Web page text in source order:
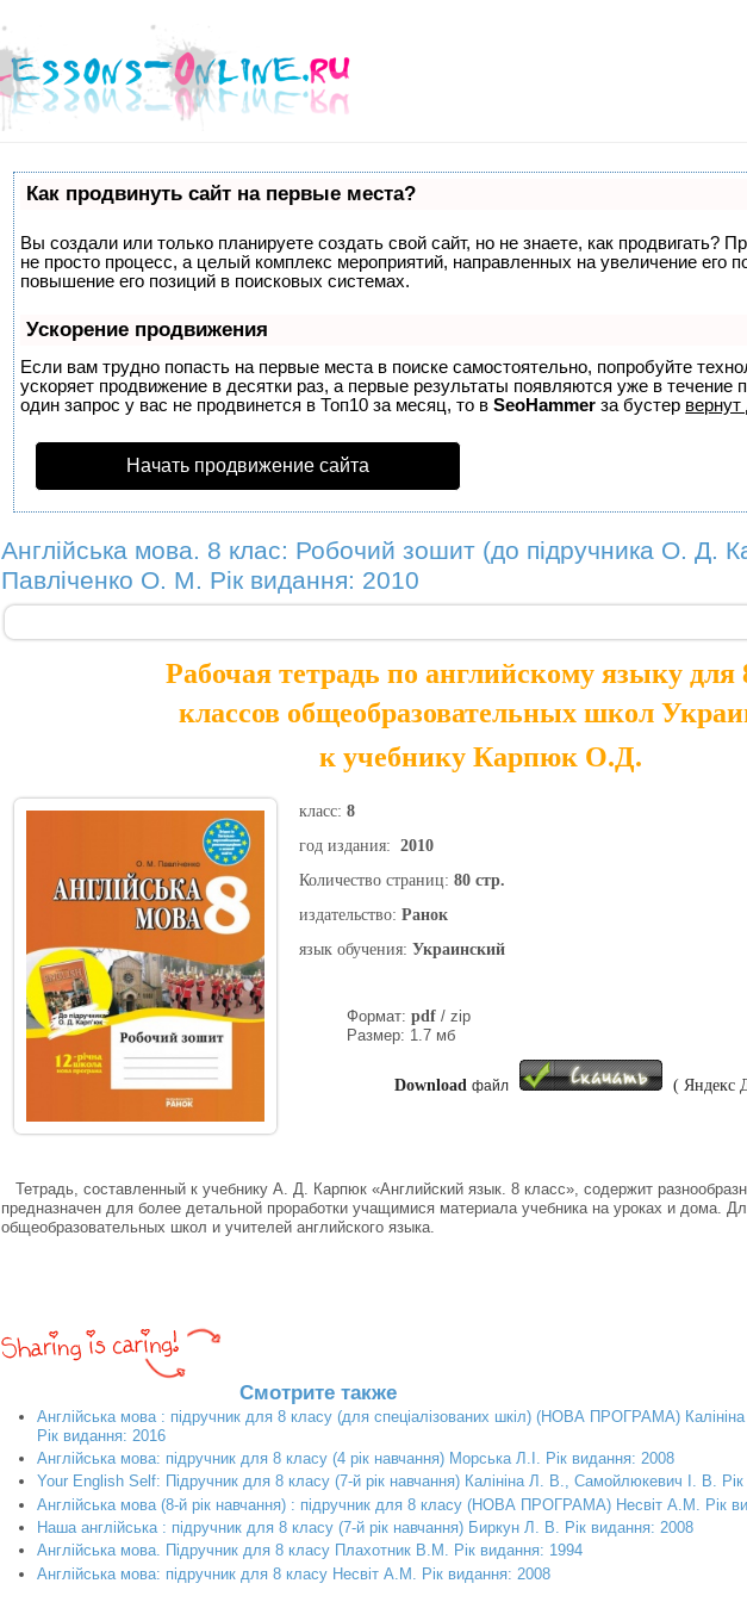
Как продвинуть сайт на первые места?
Вы создали или только планируете создать свой сайт, но не знаете, как продвигать?
не просто процесс, а целый комплекс мероприятий, направленных на увеличение его
повышение его позиций в поисковых системах.
Ускорение продвижения
Если вам трудно попасть на первые места в поиске самостоятельно, попробуйте
ускоряет продвижение в десятки раз, а первые результаты появляются уже в течение
один запрос у вас не продвинется в Топ10 за месяц, то вSeoHammer за бустер вернут
Начать продвижение сайта
Англійська мова. 8 клас: Робочий зошит (до підручника О. Д.
Павліченко О. М. Рік видання: 2010
Рабочая тетрадь по английскому языку для
классов общеобразовательных школ
к учебнику Карпюк О.Д.
класс:8
год издания:2010
Количество страниц:80 стр.
издательство:Ранок
язык обучения:Украинский
Формат:pdf / zip
Размер: 1.7 мб
Downloadфайл ( Яндекс
Тетрадь, составленный к учебнику А. Д. Карпюк «Английский язык. 8 класс», содержит
предназначен для более детальной проработки учащимися материала учебника на уроках и дома.
общеобразовательных школ и учителей английского языка.
Смотрите также
Англійська мова : підручник для 8 класу (для спеціалізованих шкіл) (НОВА ПРОГРАМА)
Рік видання: 2016
Англійська мова: підручник для 8 класу (4 рік навчання) Морська Л.І. Рік видання: 2008
Your English Self: Підручник для 8 класу (7-й рік навчання) Калініна Л. В., Самойлюкевич І. В.
Англійська мова (8-й рік навчання) : підручник для 8 класу (НОВА ПРОГРАМА) Несвіт А.М. Рік
Наша англійська : підручник для 8 класу (7-й рік навчання) Биркун Л. В. Рік видання: 2008
Англійська мова. Підручник для 8 класу Плахотник В.М. Рік видання: 1994
Англійська мова: підручник для 8 класу Несвіт А.М. Рік видання: 2008